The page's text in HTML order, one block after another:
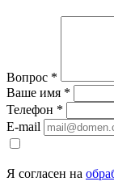
Вопрос *
Ваше имя *
Телефон *
E-mail
Я согласен на